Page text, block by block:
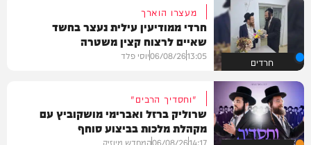
חרדים
מעצרו הוארך
חרדי ממודיעין עילית נעצר בחשד
שאיים לרצוח קצין משטרה
13:05
06/08/26יוסי פלד
"וחסדיך הרבים"
שרוליק ברזל ואברימי מושקוביץ עם
מקהלת מלכות בביצוע סוחף
14:17
06/08/26המחדש מיוזיק